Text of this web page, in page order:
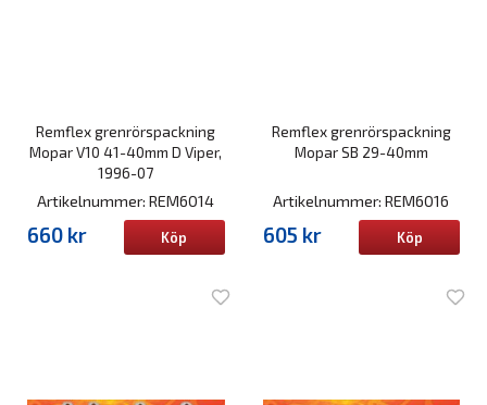
Remflex grenrörspackning
Mopar V10 41-40mm D Viper,
1996-07
Artikelnummer: REM6014
660 kr Köp
Remflex grenrörspackning
Mopar SB 29-40mm
Artikelnummer: REM6016
605 kr Köp